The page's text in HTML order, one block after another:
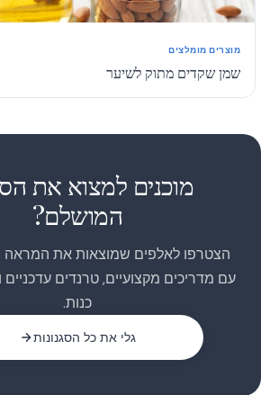
מוצרים מומלצים
שמן שקדים מתוק לשיער
מוכנים למצוא את
המושלם?
הצטרפו לאלפים שמוצאות את המראה
עם מדריכים מקצועיים, טרנדים עדכניים
כנות.
גלי את כל הסגנונות